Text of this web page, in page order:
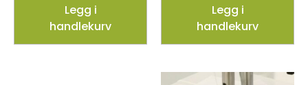
Legg i
handlekurv
Legg i
handlekurv